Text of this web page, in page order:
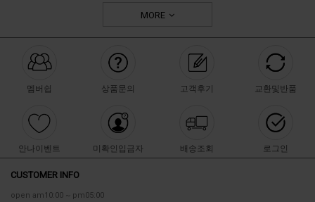
MORE
멤버쉽 상품문의 고객후기 교환및반품
안나이벤트 미확인입금자 배송조회 로그인
CUSTOMER INFO
open am10:00 ~ pm05:00